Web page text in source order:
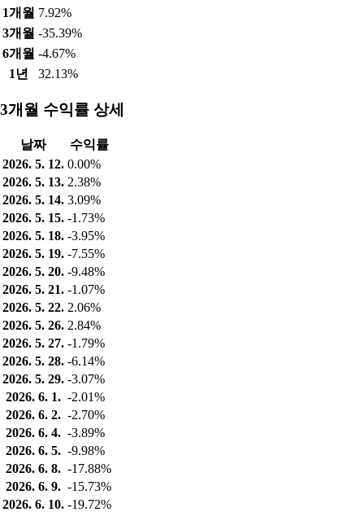
1개월 7.92%
3개월 -35.39%
6개월 -4.67%
1년
32.13%
3개월 수익률 상세
날짜
수익률
2026. 5. 12. 0.00%
2026. 5. 13. 2.38%
2026. 5. 14. 3.09%
2026. 5. 15. -1.73%
2026. 5. 18. -3.95%
2026. 5. 19. -7.55%
2026. 5. 20. -9.48%
2026. 5. 21. -1.07%
2026. 5. 22. 2.06%
2026. 5. 26. 2.84%
2026. 5. 27. -1.79%
2026. 5. 28. -6.14%
2026. 5. 29. -3.07%
2026. 6. 1. -2.01%
2026. 6. 2. -2.70%
2026. 6. 4. -3.89%
2026. 6. 5. -9.98%
2026. 6. 8. -17.88%
2026. 6. 9. -15.73%
2026. 6. 10. -19.72%